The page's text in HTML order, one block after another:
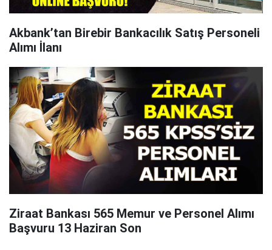
Akbank’tan Birebir Bankacılık Satış Personeli
Alımı İlanı
Ziraat Bankası 565 Memur ve Personel Alımı
Başvuru 13 Haziran Son